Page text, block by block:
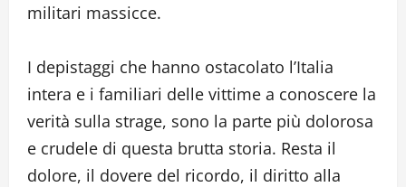
militari massicce.
I depistaggi che hanno ostacolato l’Italia
intera e i familiari delle vittime a conoscere la
verità sulla strage, sono la parte più dolorosa
e crudele di questa brutta storia. Resta il
dolore, il dovere del ricordo, il diritto alla